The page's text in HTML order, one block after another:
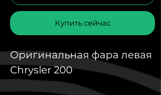
Купить сейчас
Оригинальная фара левая
Chrysler 200